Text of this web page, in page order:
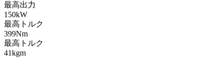
最高出力
150kW
最高トルク
399Nm
最高トルク
41kgm